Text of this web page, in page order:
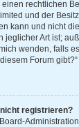
rechtlichen
und der
kann und nicht
jeglicher Art ist;
wenden, falls
Forum
registrieren?